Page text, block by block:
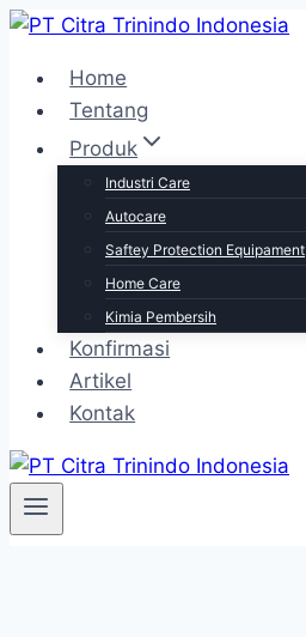
Skip
contentHome
Tentang
Produk
Industri Care
Autocare
Saftey Protection Equipament
Home Care
Kimia Pembersih
Konfirmasi
Artikel
Kontak